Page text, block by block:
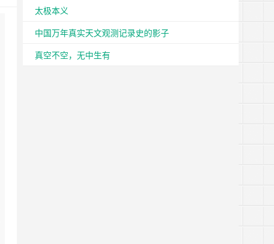
太极本义
中国万年真实天文观测记录史的影子
真空不空，无中生有